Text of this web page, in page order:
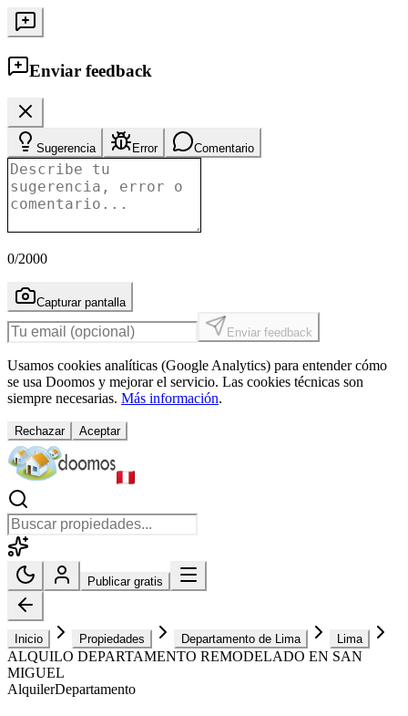
Enviar feedback
Sugerencia Error Comentario
0/2000
Capturar pantalla
Enviar feedback
Usamos cookies analíticas (Google Analytics) para entender cómo
se usa Doomos y mejorar el servicio. Las cookies técnicas son
siempre necesarias. Más información.
Rechazar Aceptar
Publicar gratis
Inicio Propiedades Departamento de Lima Lima
ALQUILO DEPARTAMENTO REMODELADO EN SAN
MIGUEL
AlquilerDepartamento